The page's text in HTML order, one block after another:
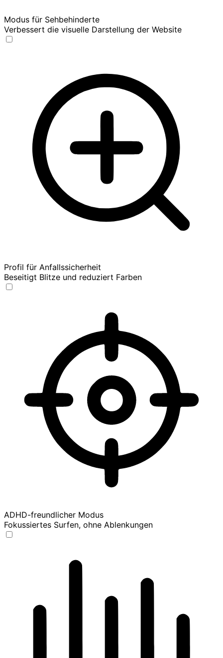
Modus für Sehbehinderte
Verbessert die visuelle Darstellung der Website
Profil für Anfallssicherheit
Beseitigt Blitze und reduziert Farben
ADHD-freundlicher Modus
Fokussiertes Surfen, ohne Ablenkungen